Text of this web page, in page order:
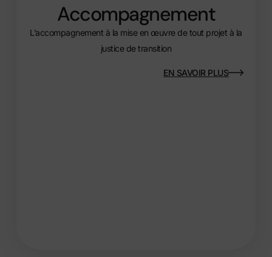
Accompagnement
L’accompagnement à la mise en œuvre de tout projet à la
justice de transition
EN SAVOIR PLUS